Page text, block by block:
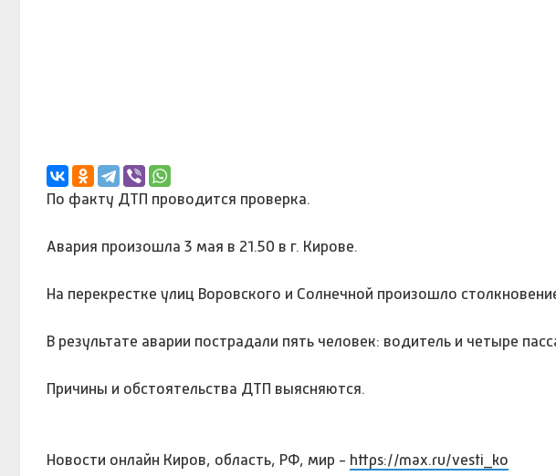
По факту ДТП проводится проверка.
Авария произошла 3 мая в 21.50 в г. Кирове.
На перекрестке улиц Воровского и Солнечной произошло
В результате аварии пострадали пять человек: водитель и четыре
Причины и обстоятельства ДТП выясняются.
Новости онлайн Киров, область, РФ, мир - https://max.ru/vesti_ko